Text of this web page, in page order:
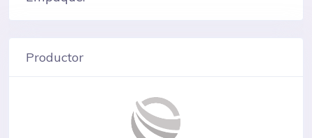
Productor